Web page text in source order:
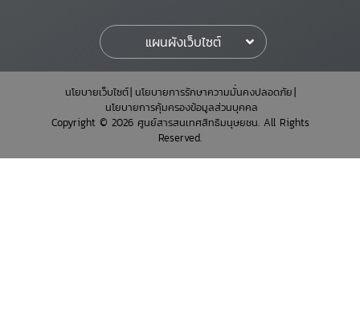
แผนผังเว็บไซต์
นโยบายเว็บไซต์ นโยบายการรักษาความมั่นคงปลอดภัย
นโยบายการคุ้มครองข้อมูลส่วนบุคคล
Copyright © 2026 ศูนย์สารสนเทศสิทธิมนุษยชน. All Rights
Reserved.